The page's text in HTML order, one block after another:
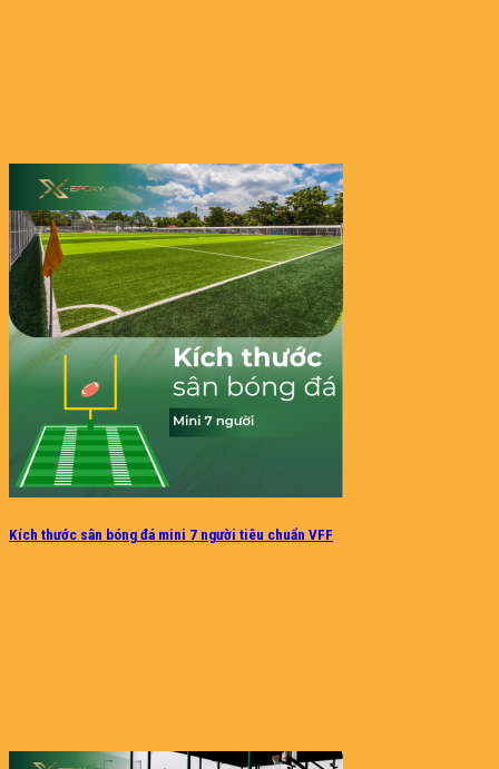
Kích thước sân bóng đá mini 7 người tiêu chuẩn VFF